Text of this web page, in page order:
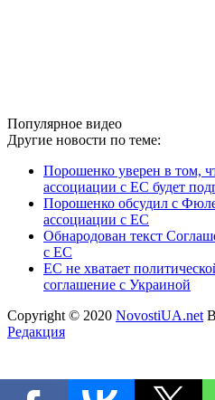
Популярное видео
Другие новости по теме:
Порошенко уверен в том,
ассоциации с ЕС будет
Порошенко обсудил с
ассоциации с ЕС
Обнародован текст
с ЕС
ЕС не хватает
соглашение с Украиной
Copyright © 2020 NovostiUA.net
Редакция